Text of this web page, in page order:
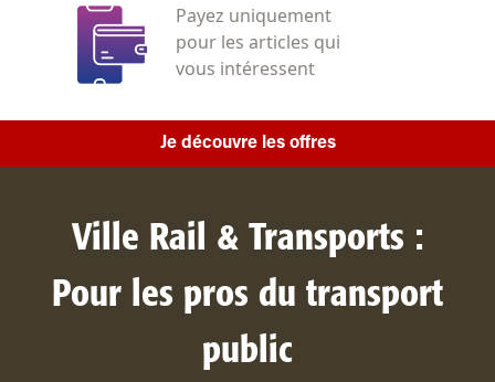
Payez uniquement
pour les articles qui
vous intéressent
Je découvre les offres
Ville Rail & Transports :
Pour les pros du transport
public